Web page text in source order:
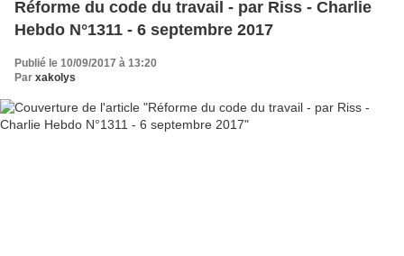
Réforme du code du travail - par Riss - Charlie
Hebdo N°1311 - 6 septembre 2017
Publié le 10/09/2017 à 13:20
Par xakolys